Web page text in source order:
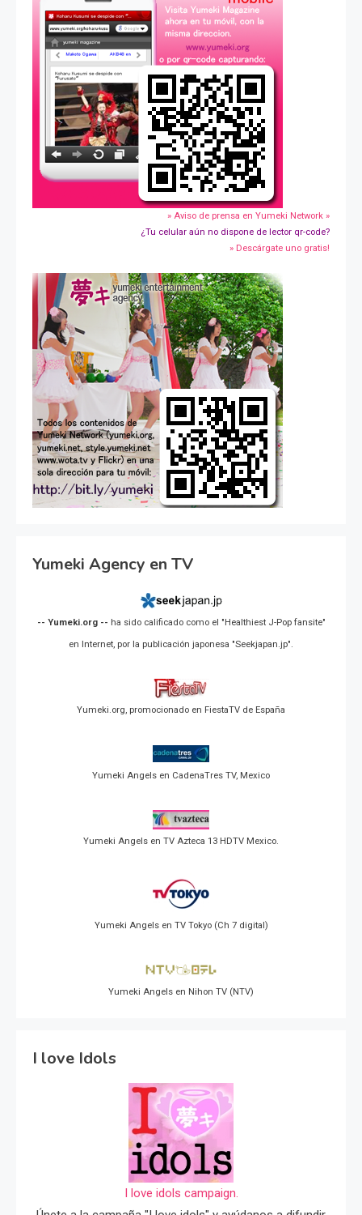
» Aviso de prensa en Yumeki Network »
¿Tu celular aún no dispone de lector qr-code?
» Descárgate uno gratis!
Yumeki Agency en TV
-- Yumeki.org -- ha sido calificado como el "Healthiest J-Pop fansite"
en Internet, por la publicación japonesa "Seekjapan.jp".
Yumeki.org, promocionado en FiestaTV de España
Yumeki Angels en CadenaTres TV, Mexico
Yumeki Angels en TV Azteca 13 HDTV Mexico.
Yumeki Angels en TV Tokyo (Ch 7 digital)
Yumeki Angels en Nihon TV (NTV)
I love Idols
I love idols campaign.